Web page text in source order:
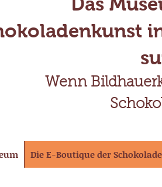
Wenn
Die E-Boutique der